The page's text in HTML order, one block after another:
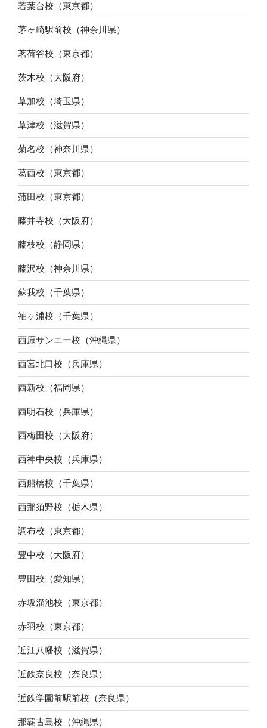
若葉台校（東京都）
茅ヶ崎駅前校（神奈川県）
茗荷谷校（東京都）
茨木校（大阪府）
草加校（埼玉県）
草津校（滋賀県）
菊名校（神奈川県）
葛西校（東京都）
蒲田校（東京都）
藤井寺校（大阪府）
藤枝校（静岡県）
藤沢校（神奈川県）
蘇我校（千葉県）
袖ヶ浦校（千葉県）
西原サンエー校（沖縄県）
西宮北口校（兵庫県）
西新校（福岡県）
西明石校（兵庫県）
西梅田校（大阪府）
西神中央校（兵庫県）
西船橋校（千葉県）
西那須野校（栃木県）
調布校（東京都）
豊中校（大阪府）
豊田校（愛知県）
赤坂溜池校（東京都）
赤羽校（東京都）
近江八幡校（滋賀県）
近鉄奈良校（奈良県）
近鉄学園前駅前校（奈良県）
那覇古島校（沖縄県）